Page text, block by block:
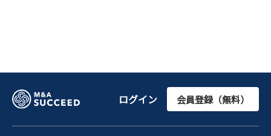
ログイン 会員登録（無料）